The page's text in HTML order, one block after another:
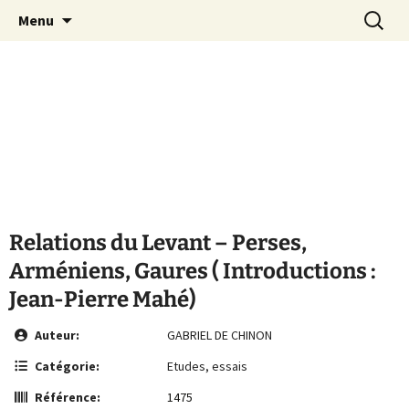
MCA Vienne
Le site de la Maison de la Culture
Arménienne de Vienne
Menu
Relations du Levant – Perses,
Arméniens, Gaures ( Introductions :
Jean-Pierre Mahé)
Auteur:
GABRIEL DE CHINON
Catégorie:
Etudes, essais
Référence:
1475